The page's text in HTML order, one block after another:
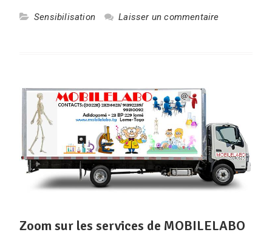
Sensibilisation Laisser un commentaire
Zoom sur les services de MOBILELABO